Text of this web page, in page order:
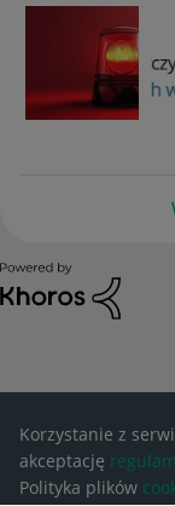
Korzystanie z
akceptację
Polityka plików